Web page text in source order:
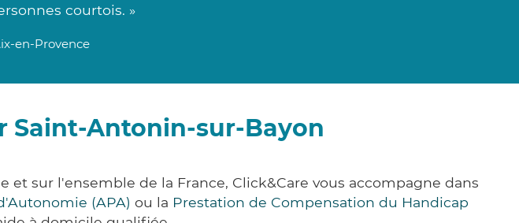
courtois. »
en-Provence
Antonin-sur-Bayon
sur l'ensemble de la France, Click&Care vous accompagne dans
(APA) ou la Prestation de Compensation du Handicap